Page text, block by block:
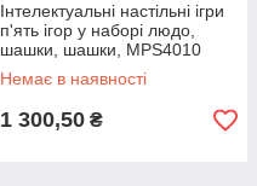
Інтелектуальні настільні ігри
п'ять ігор у наборі людо,
шашки, шашки, MPS4010
хрестики нулики
Немає в наявності
1 300,50 ₴